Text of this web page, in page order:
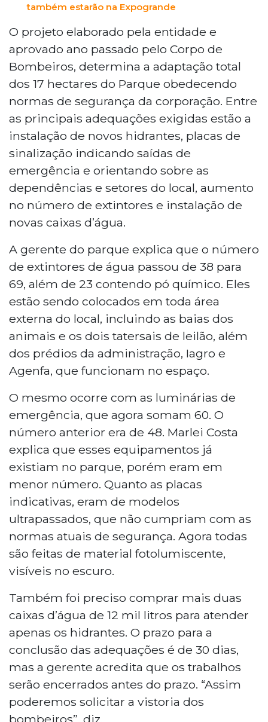
também estarão na Expogrande
O projeto elaborado pela entidade e
aprovado ano passado pelo Corpo de
Bombeiros, determina a adaptação total
dos 17 hectares do Parque obedecendo
normas de segurança da corporação. Entre
as principais adequações exigidas estão a
instalação de novos hidrantes, placas de
sinalização indicando saídas de
emergência e orientando sobre as
dependências e setores do local, aumento
no número de extintores e instalação de
novas caixas d’água.
A gerente do parque explica que o número
de extintores de água passou de 38 para
69, além de 23 contendo pó químico. Eles
estão sendo colocados em toda área
externa do local, incluindo as baias dos
animais e os dois tatersais de leilão, além
dos prédios da administração, Iagro e
Agenfa, que funcionam no espaço.
O mesmo ocorre com as luminárias de
emergência, que agora somam 60. O
número anterior era de 48. Marlei Costa
explica que esses equipamentos já
existiam no parque, porém eram em
menor número. Quanto as placas
indicativas, eram de modelos
ultrapassados, que não cumpriam com as
normas atuais de segurança. Agora todas
são feitas de material fotolumiscente,
visíveis no escuro.
Também foi preciso comprar mais duas
caixas d’água de 12 mil litros para atender
apenas os hidrantes. O prazo para a
conclusão das adequações é de 30 dias,
mas a gerente acredita que os trabalhos
serão encerrados antes do prazo. “Assim
poderemos solicitar a vistoria dos
bombeiros”, diz.